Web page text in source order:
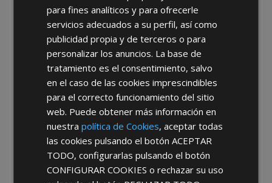
He leído y acepto la Política de Privacidad
*Abstenerse particulares, sólo venta a tiendas y empresas minoristas y
para fines analíticos y para ofrecerle
servicios adecuados a su perfil, así como
publicidad propia y de terceros o para
personalizar los anuncios. La base de
tratamiento es el consentimiento, salvo
en el caso de las cookies imprescindibles
para el correcto funcionamiento del sitio
web. Puede obtener más información en
nuestrapolítica de Cookies, aceptar todas
las cookies pulsando el botónACEPTAR
TODO, configurarlas pulsando el botón
CONFIGURAR COOKIES o rechazar su uso